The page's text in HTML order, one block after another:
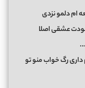
ام دلمو نزدی
عشقی اصلا
رگ خواب منو تو